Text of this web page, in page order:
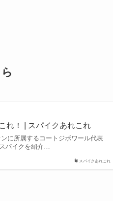
スパイクあれこれ
れ！ | スパイクあれこれ
に所属するコートジボワール代表
パイクを紹介…